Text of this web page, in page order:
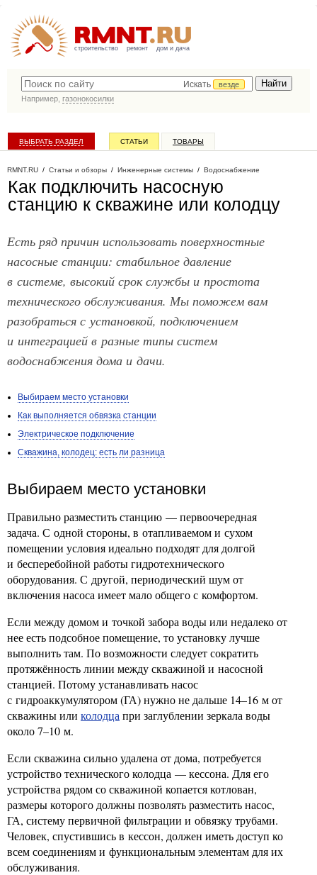
строительство ремонт дом и дача
Искать
везде
Например, газонокосилки
ВЫБРАТЬ РАЗДЕЛ СТАТЬИ ТОВАРЫ
RMNT.RU / Статьи и обзоры / Инженерные системы / Водоснабжение
Как подключить насосную
станцию к скважине или колодцу
Есть ряд причин использовать поверхностные
насосные станции: стабильное давление
в системе, высокий срок службы и простота
технического обслуживания. Мы поможем вам
разобраться с установкой, подключением
и интеграцией в разные типы систем
водоснабжения дома и дачи.
Выбираем место установки
Как выполняется обвязка станции
Электрическое подключение
Скважина, колодец: есть ли разница
Выбираем место установки
Правильно разместить станцию — первоочередная
задача. С одной стороны, в отапливаемом и сухом
помещении условия идеально подходят для долгой
и бесперебойной работы гидротехнического
оборудования. С другой, периодический шум от
включения насоса имеет мало общего с комфортом.
Если между домом и точкой забора воды или недалеко от
нее есть подсобное помещение, то установку лучше
выполнить там. По возможности следует сократить
протяжённость линии между скважиной и насосной
станцией. Потому устанавливать насос
с гидроаккумулятором (ГА) нужно не дальше 14–16 м от
скважины или колодца при заглублении зеркала воды
около 7–10 м.
Если скважина сильно удалена от дома, потребуется
устройство технического колодца — кессона. Для его
устройства рядом со скважиной копается котлован,
размеры которого должны позволять разместить насос,
ГА, систему первичной фильтрации и обвязку трубами.
Человек, спустившись в кессон, должен иметь доступ ко
всем соединениям и функциональным элементам для их
обслуживания.